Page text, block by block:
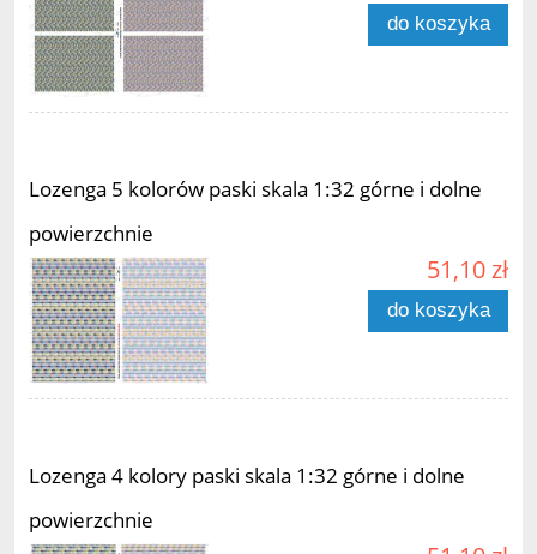
do koszyka
Lozenga 5 kolorów paski skala 1:32 górne i dolne
powierzchnie
51,10 zł
do koszyka
Lozenga 4 kolory paski skala 1:32 górne i dolne
powierzchnie